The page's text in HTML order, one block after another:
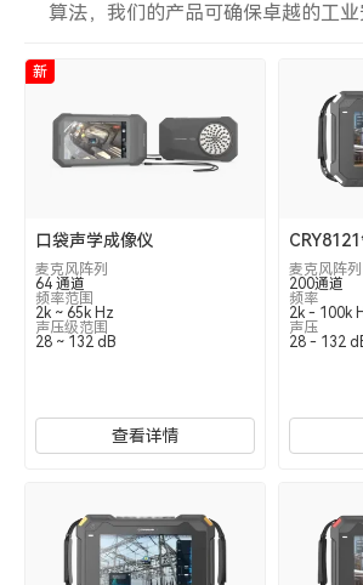
算法，我们的产品可确保卓越的工业
新
口袋声学成像仪
麦克风阵列
64 通道
频率范围
2k ~ 65k Hz
声压级范围
28 ~ 132 dB
查看详情
麦克风阵列
200通道
频率
2k - 100k
声压
28 - 132